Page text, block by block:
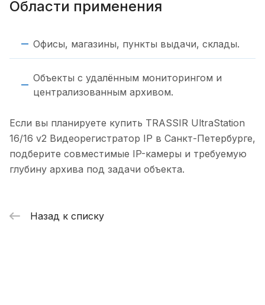
Области применения
Офисы, магазины, пункты выдачи, склады.
Объекты с удалённым мониторингом и
централизованным архивом.
Если вы планируете купить TRASSIR UltraStation
16/16 v2 Видеорегистратор IP в Санкт-Петербурге,
подберите совместимые IP-камеры и требуемую
глубину архива под задачи объекта.
Назад к списку